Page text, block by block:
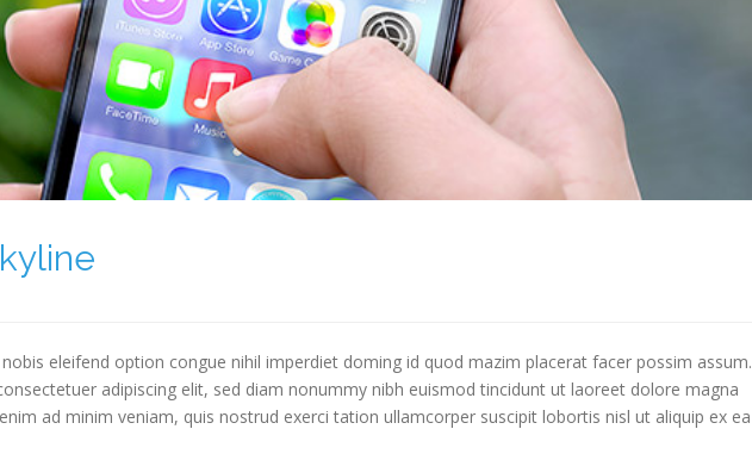
eleifend option congue nihil imperdiet doming id quod mazim placerat facer possim assum.
adipiscing elit, sed diam nonummy nibh euismod tincidunt ut laoreet dolore magna
ad minim veniam, quis nostrud exerci tation ullamcorper suscipit lobortis nisl ut aliquip ex ea